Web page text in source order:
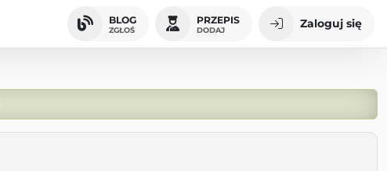
BLOG
ZGŁOŚ
PRZEPIS
DODAJ Zaloguj się